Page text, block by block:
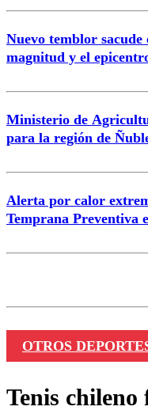
Nuevo temblor
magnitud y el
Ministerio de
para la región de
Alerta por calor
Temprana Preventiva
OTROS
Tenis